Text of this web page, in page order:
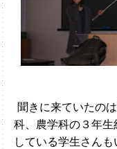
聞きに来ていたの
科、農学科の３年
している学生さんも